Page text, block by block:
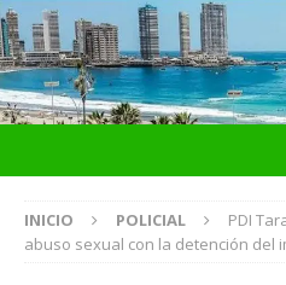
INICIO POLICIAL
PDI
abuso sexual con la detención del